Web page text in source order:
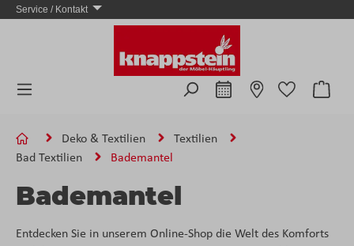
Zum Hauptinhalt springen
Service / Kontakt
Deko & Textilien
Textilien
Bad Textilien
Bademantel
Bademantel
Entdecken Sie in unserem Online-Shop die Welt des Komforts